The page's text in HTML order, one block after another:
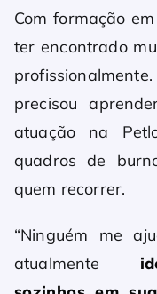
Com formação
ter encontrado
precisou
atuação na
quadros de
quem recorrer.
“Ninguém me
atualmente